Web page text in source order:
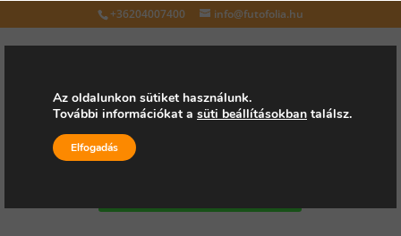
+36204007400 info@futofolia.hu
Válasszon oldalt
Az oldalunkon sütiket használunk.
További információkat a süti beállításokban találsz.
Elfogadás